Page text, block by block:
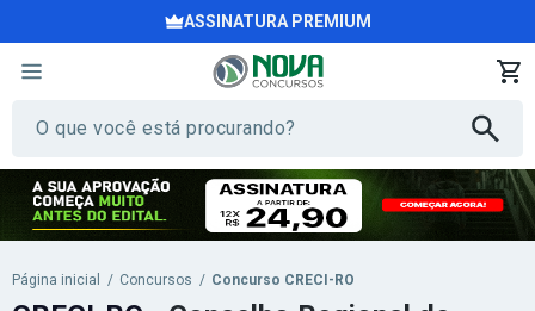
ASSINATURA PREMIUM
Página inicial / Concursos / Concurso CRECI-RO